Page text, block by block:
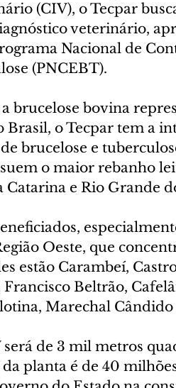
(CIV), o Tecpar
veterinário,
Nacional de
(PNCEBT).
brucelose bovina
Brasil, o Tecpar tem a
brucelose e
o maior rebanho
Catarina e Rio Grande
Oeste, que
estão Carambeí,
Beltrão,
Marechal
de 3 mil metros
planta é de 40